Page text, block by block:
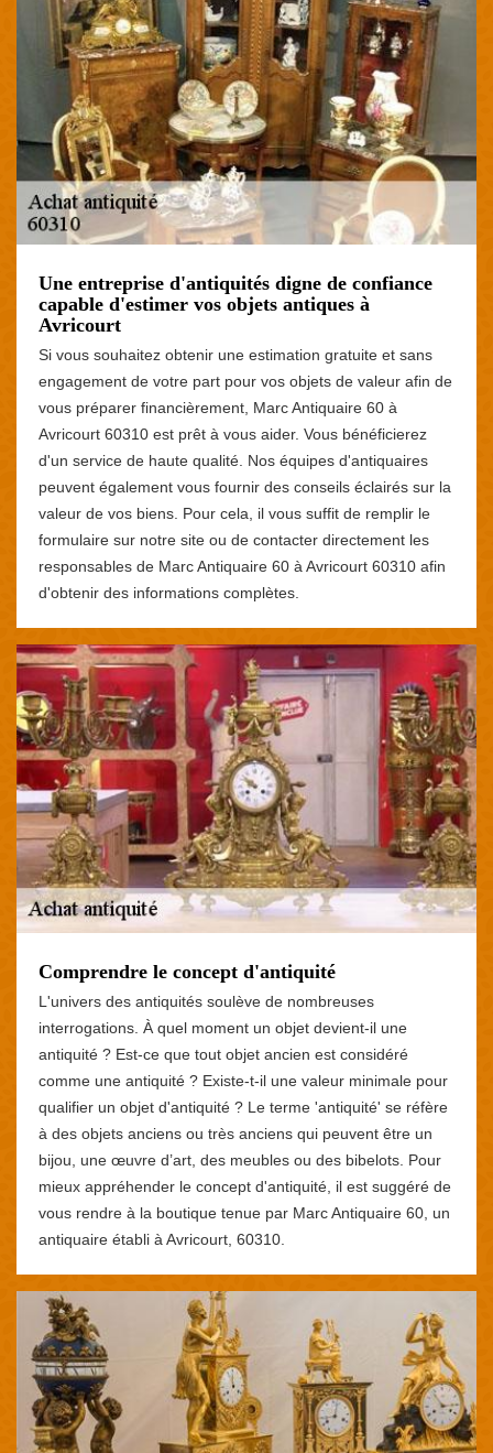
Une entreprise d'antiquités digne de confiance
capable d'estimer vos objets antiques à
Avricourt
Si vous souhaitez obtenir une estimation gratuite et sans
engagement de votre part pour vos objets de valeur afin de
vous préparer financièrement, Marc Antiquaire 60 à
Avricourt 60310 est prêt à vous aider. Vous bénéficierez
d'un service de haute qualité. Nos équipes d'antiquaires
peuvent également vous fournir des conseils éclairés sur la
valeur de vos biens. Pour cela, il vous suffit de remplir le
formulaire sur notre site ou de contacter directement les
responsables de Marc Antiquaire 60 à Avricourt 60310 afin
d'obtenir des informations complètes.
Comprendre le concept d'antiquité
L'univers des antiquités soulève de nombreuses
interrogations. À quel moment un objet devient-il une
antiquité ? Est-ce que tout objet ancien est considéré
comme une antiquité ? Existe-t-il une valeur minimale pour
qualifier un objet d'antiquité ? Le terme 'antiquité' se réfère
à des objets anciens ou très anciens qui peuvent être un
bijou, une œuvre d’art, des meubles ou des bibelots. Pour
mieux appréhender le concept d'antiquité, il est suggéré de
vous rendre à la boutique tenue par Marc Antiquaire 60, un
antiquaire établi à Avricourt, 60310.